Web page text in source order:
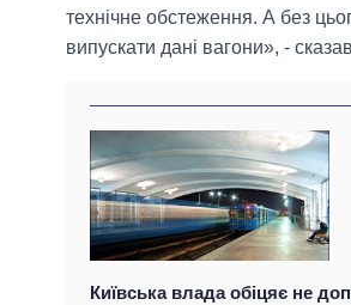
технічне обстеження. А без
випускати дані вагони», -
Київська влада обіцяє не